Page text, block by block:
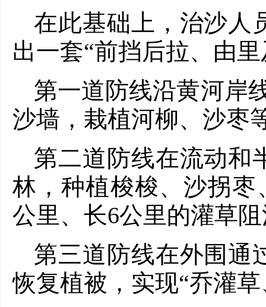
在此基础上，治沙人
出一套“前挡后拉、由
第一道防线沿黄河岸
沙墙，栽植河柳、沙枣
第二道防线在流动和
林，种植梭梭、沙拐枣
公里、长6公里的灌草
第三道防线在外围通
恢复植被，实现“乔灌